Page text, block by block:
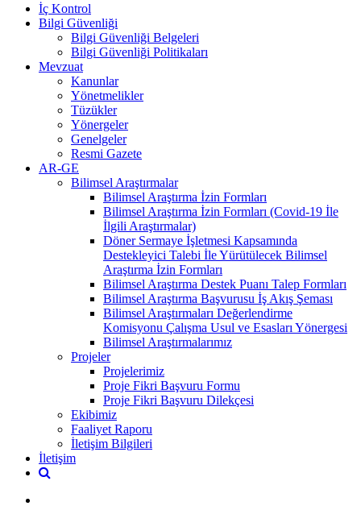
İç Kontrol
Bilgi Güvenliği
Bilgi Güvenliği Belgeleri
Bilgi Güvenliği Politikaları
Mevzuat
Kanunlar
Yönetmelikler
Tüzükler
Yönergeler
Genelgeler
Resmi Gazete
AR-GE
Bilimsel Araştırmalar
Bilimsel Araştırma İzin Formları
Bilimsel Araştırma İzin Formları (Covid-19 İle
İlgili Araştırmalar)
Döner Sermaye İşletmesi Kapsamında
Destekleyici Talebi İle Yürütülecek Bilimsel
Araştırma İzin Formları
Bilimsel Araştırma Destek Puanı Talep Formları
Bilimsel Araştırma Başvurusu İş Akış Şeması
Bilimsel Araştırmaları Değerlendirme
Komisyonu Çalışma Usul ve Esasları Yönergesi
Bilimsel Araştırmalarımız
Projeler
Projelerimiz
Proje Fikri Başvuru Formu
Proje Fikri Başvuru Dilekçesi
Ekibimiz
Faaliyet Raporu
İletişim Bilgileri
İletişim